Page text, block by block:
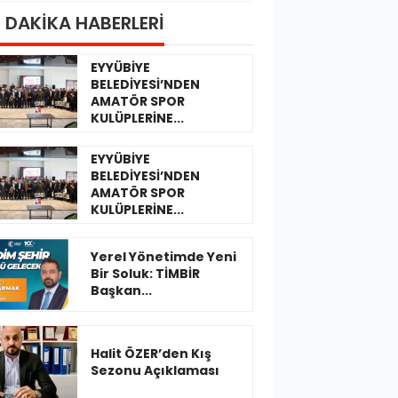
HABERLERİ
EYYÜBİYE
BELEDİYESİ’NDEN
AMATÖR SPOR
KULÜPLERİNE...
EYYÜBİYE
BELEDİYESİ’NDEN
AMATÖR SPOR
KULÜPLERİNE...
Yerel Yönetimde Yeni
Bir Soluk: TİMBİR
Başkan...
Halit ÖZER’den Kış
Sezonu Açıklaması